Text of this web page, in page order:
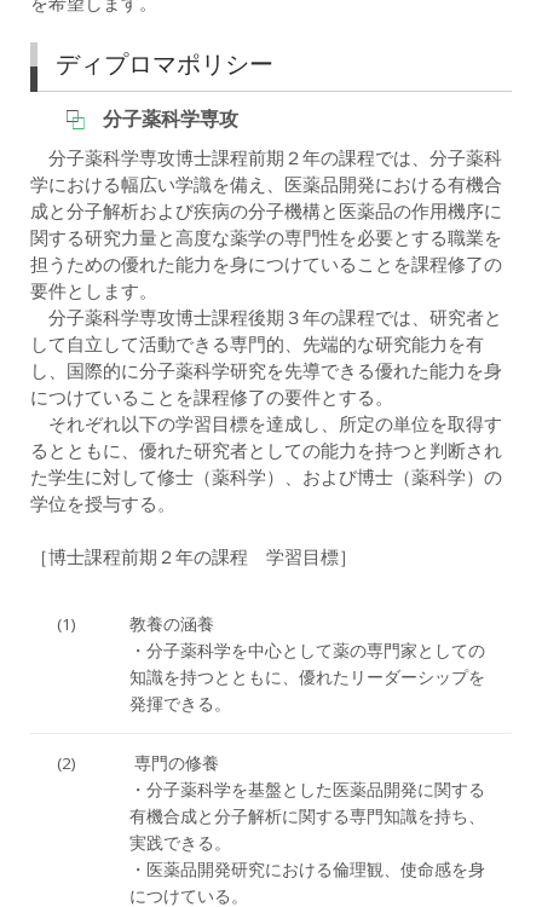
ディプロマポリシー
分子薬科学専攻
分子薬科学専攻博士課程前期２年の課程では、分子薬科
学における幅広い学識を備え、医薬品開発における有機合
成と分子解析および疾病の分子機構と医薬品の作用機序に
関する研究力量と高度な薬学の専門性を必要とする職業を
担うための優れた能力を身につけていることを課程修了の
要件とします。
分子薬科学専攻博士課程後期３年の課程では、研究者と
して自立して活動できる専門的、先端的な研究能力を有
し、国際的に分子薬科学研究を先導できる優れた能力を身
につけていることを課程修了の要件とする。
それぞれ以下の学習目標を達成し、所定の単位を取得す
るとともに、優れた研究者としての能力を持つと判断され
た学生に対して修士（薬科学）、および博士（薬科学）の
学位を授与する。
［博士課程前期２年の課程 学習目標］
(1)
教養の涵養
・分子薬科学を中心として薬の専門家としての
知識を持つとともに、優れたリーダーシップを
発揮できる。
(2)
専門の修養
・分子薬科学を基盤とした医薬品開発に関する
有機合成と分子解析に関する専門知識を持ち、
実践できる。
・医薬品開発研究における倫理観、使命感を身
につけている。